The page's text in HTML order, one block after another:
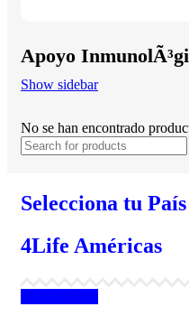
Apoyo
Show sidebar
No se han encontrado
Selecciona tu
4Life Américas